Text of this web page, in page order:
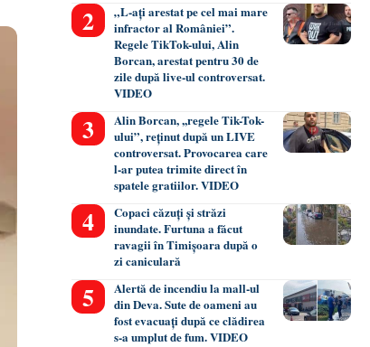
„L-ați arestat pe cel mai mare
infractor al României”.
Regele TikTok-ului, Alin
Borcan, arestat pentru 30 de
zile după live-ul controversat.
VIDEO
Alin Borcan, ,,regele Tik-Tok-
ului”, reținut după un LIVE
controversat. Provocarea care
l-ar putea trimite direct în
spatele gratiilor. VIDEO
Copaci căzuți și străzi
inundate. Furtuna a făcut
ravagii în Timișoara după o
zi caniculară
Alertă de incendiu la mall-ul
din Deva. Sute de oameni au
fost evacuați după ce clădirea
s-a umplut de fum. VIDEO